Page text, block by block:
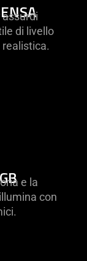
di livello
e la
con